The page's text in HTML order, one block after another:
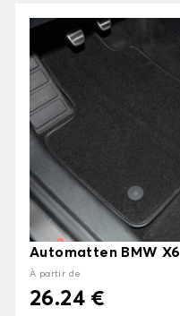
Automatten BMW X6
À partir de
26.24 €